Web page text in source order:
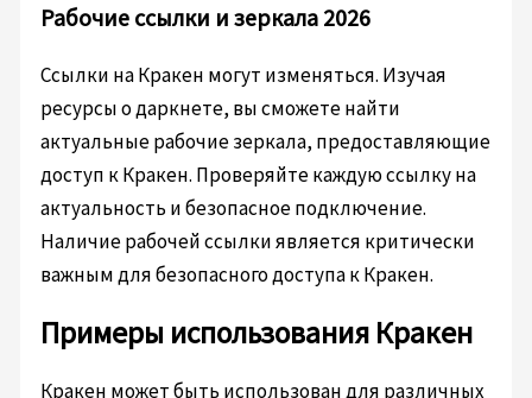
Рабочие ссылки и зеркала 2026
Ссылки на Кракен могут изменяться. Изучая
ресурсы о даркнете, вы сможете найти
актуальные рабочие зеркала, предоставляющие
доступ к Кракен. Проверяйте каждую ссылку на
актуальность и безопасное подключение.
Наличие рабочей ссылки является критически
важным для безопасного доступа к Кракен.
Примеры использования Кракен
Кракен может быть использован для различных